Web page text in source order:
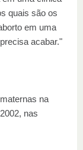
quais são os
em uma
acabar."
na
nas